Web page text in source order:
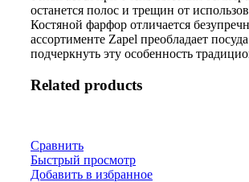
останется полос и трещин от
Костяной фарфор отличается
ассортименте Zapel преобладает
подчеркнуть эту особенность
Related products
Сравнить
Быстрый просмотр
Добавить в избранное